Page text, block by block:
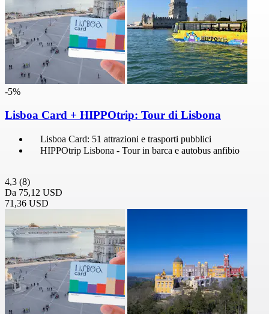
-5%
Lisboa Card + HIPPOtrip: Tour di Lisbona
Lisboa Card: 51 attrazioni e trasporti pubblici
HIPPOtrip Lisbona - Tour in barca e autobus anfibio
4,3 (8)
Da 75,12 USD
71,36 USD